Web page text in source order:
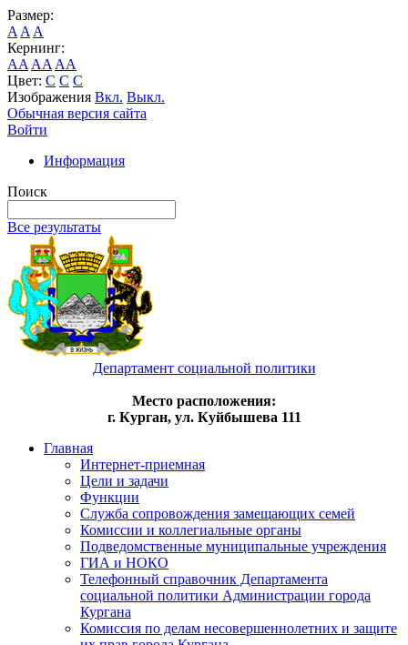
Размер:
A A A
Кернинг:
AA AA AA
Цвет: C C C
Изображения Вкл. Выкл.
Обычная версия сайта
Войти
Информация
Поиск
Все результаты
Департамент социальной политики
Место расположения:
г. Курган, ул. Куйбышева 111
Главная
Интернет-приемная
Цели и задачи
Функции
Служба сопровождения замещающих семей
Комиссии и коллегиальные органы
Подведомственные муниципальные учреждения
ГИА и НОКО
Телефонный справочник Департамента
социальной политики Администрации города
Кургана
Комиссия по делам несовершеннолетних и защите